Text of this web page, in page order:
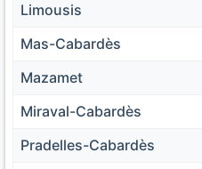
Limousis
Mas-Cabardès
Mazamet
Miraval-Cabardès
Pradelles-Cabardès